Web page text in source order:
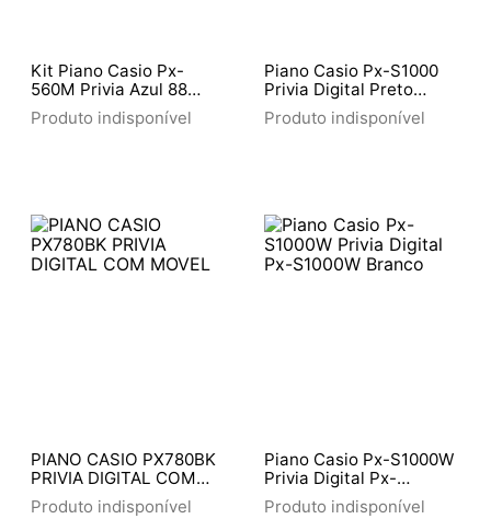
Kit Piano Casio Px-
560M Privia Azul 88
Teclas Com Estante
Cs67 E Pedal Sp-33C2
Produto indisponível
Piano Casio Px-S1000
Privia Digital Preto
Modelo Rd Vermelho
Produto indisponível
PIANO CASIO PX780BK
PRIVIA DIGITAL COM
MOVEL
Produto indisponível
Piano Casio Px-S1000W
Privia Digital Px-
S1000W Branco
Produto indisponível